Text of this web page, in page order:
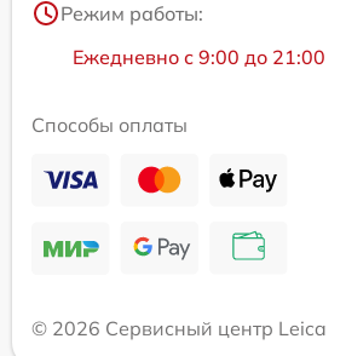
Режим работы:
Ежедневно с 9:00 до 21:00
Способы оплаты
© 2026 Сервисный центр Leica